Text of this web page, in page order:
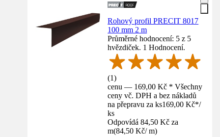
Rohový profil PRECIT 8017
100 mm 2 m
Průměrné hodnocení: 5 z 5
hvězdiček. 1 Hodnocení.
(1)
cenu — 169,00 Kč * Všechny
ceny vč. DPH a bez nákladů
na přepravu za ks169,00 Kč*/
ks
Odpovídá 84,50 Kč za
m(84,50 Kč/ m)